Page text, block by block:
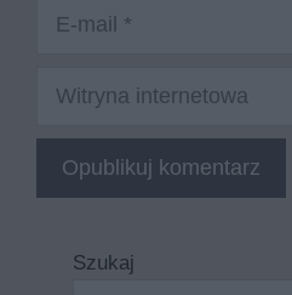
Witryna
Szukaj